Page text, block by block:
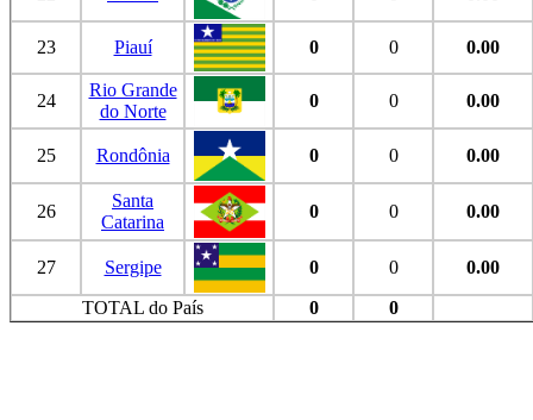
23 Piauí 0 0 0.00
24
Rio Grande
do Norte
0 0 0.00
25 Rondônia 0 0 0.00
26
Santa
Catarina
0 0 0.00
27 Sergipe 0 0
0.00
TOTAL do País
0 0